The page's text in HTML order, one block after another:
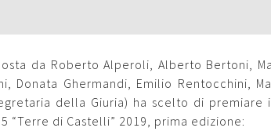
da Roberto Alperoli, Alberto Bertoni,
Donata Ghermandi, Emilio Rentocchini,
della Giuria) ha scelto di
“Terre di Castelli” 2019, prima edizione: